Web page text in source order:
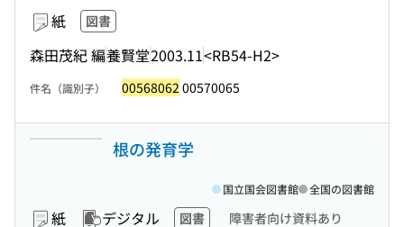
紙 図書
森田茂紀 編養賢堂2003.11<RB54-H2>
件名（識別子） 00568062 00570065
根の発育学
紙 デジタル 図書 障害者向け資料あり
国立国会図書館 全国の図書館